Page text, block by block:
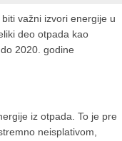
važni izvori energije u
deo otpada kao
2020. godine
iz otpada. To je pre
neisplativom,